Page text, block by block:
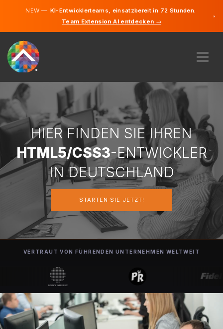
NEW —KI-Entwicklerteams, einsatzbereit in 72 Stunden.
Team Extension AI entdecken →
×
ÜBER UNS
EXPERTISE
WIE FUNKTIONIERT ES?
KARRIERE
FINDEN
DEUTSCHLAND
STARTEN SIE JETZT
HIER FINDEN SIE IHREN
HTML5/CSS3-ENTWICKLER
IN DEUTSCHLAND
STARTEN SIE JETZT!
VERTRAUT VON FÜHRENDEN UNTERNEHMEN WELTWEIT